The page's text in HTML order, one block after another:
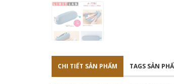
CHI TIẾT SẢN PHẨM TAGS SẢN